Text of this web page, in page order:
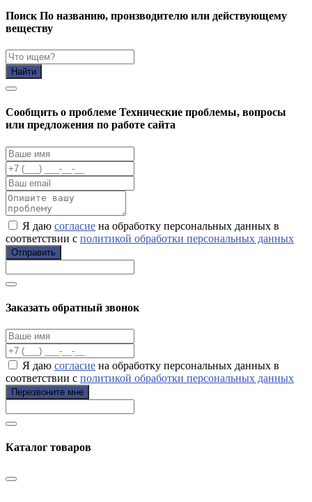
Поиск По названию, производителю или действующему
веществу
Найти
Cообщить о проблеме Технические проблемы, вопросы
или предложения по работе сайта
Я даю согласие на обработку персональных данных в
соответствии с политикой обработки персональных данных
Отправить
Заказать обратный звонок
Я даю согласие на обработку персональных данных в
соответствии с политикой обработки персональных данных
Перезвоните мне
Каталог товаров